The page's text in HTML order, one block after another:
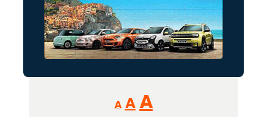
A
Reducir
tamaño
A Restablecer
AAumentar